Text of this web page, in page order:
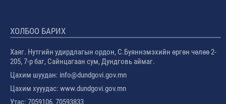
ХОЛБОО БАРИХ
Хаяг. Нутгийн удирдлагын ордон, С.Буяннэмэхийн өргөн чөлөө 2-
205, 7-р баг, Сайнцагаан сум, Дундговь аймаг.
Цахим шуудан: info@dundgovi.gov.mn
Цахим хууудас: www.dundgovi.gov.mn
Утас: 7059106, 70593833